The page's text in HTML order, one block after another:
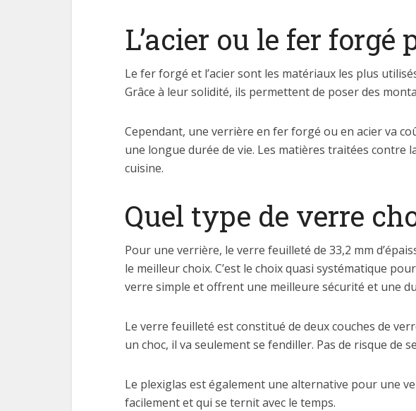
L’acier ou le fer
Le fer forgé et l’acier sont les matériaux les plus
Grâce à leur solidité, ils permettent de poser des
Cependant, une verrière en fer forgé ou en acier va
une longue durée de vie. Les matières traitées contre
cuisine.
Quel type de verre
Pour une verrière, le verre feuilleté de 33,2 mm
le meilleur choix. C’est le choix quasi systématique
verre simple et offrent une meilleure sécurité et une
Le verre feuilleté est constitué de deux couches de
un choc, il va seulement se fendiller. Pas de risque de
Le plexiglas est également une alternative pour une
facilement et qui se ternit avec le temps.